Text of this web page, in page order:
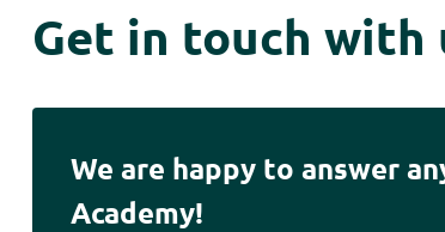
Get in touch with
We are happy to answer
Academy!